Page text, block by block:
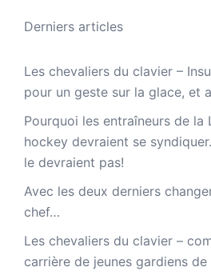
Derniers articles
Les chevaliers du clavier –
pour un geste sur la glace, et
Pourquoi les entraîneurs de la
hockey devraient se
le devraient pas!
Avec les deux derniers
chef…
Les chevaliers du clavier –
carrière de jeunes gardiens de